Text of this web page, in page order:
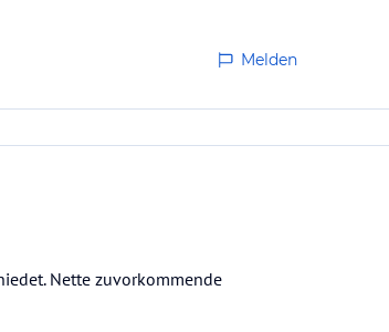
Melden
Nette zuvorkommende